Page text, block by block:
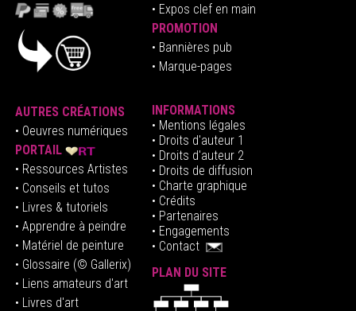
• Expos clef en main
PROMOTION
• Bannières pub
• Marque-pages
AUTRES CRÉATIONS
• Oeuvres numériques
PORTAIL
• Ressources Artistes
• Conseils et tutos
• Livres & tutoriels
• Apprendre à peindre
• Matériel de peinture
• Glossaire (© Gallerix)
• Liens amateurs d'art
• Livres d'art
INFORMATIONS
• Mentions légales
• Droits d'auteur1
• Droits d'auteur 2
• Droits de diffusion
• Charte graphique
• Crédits
• Partenaires
• Engagements
• Contact
PLAN DU SITE